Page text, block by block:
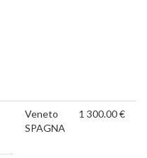
Veneto
SPAGNA
1 300.00 €